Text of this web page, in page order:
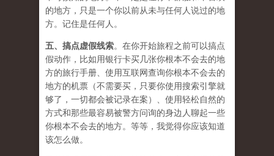
的地方，只是一个你以前从未与任何人说过的地
方。记住是任何人。
五、 搞点虚假线索。在你开始旅程之前可以搞点
假动作，比如用银行卡买几张你根本不会去的地
方的旅行手册、使用互联网查询你根本不会去的
地方的机票（不需要买，只要你使用搜索引擎就
够了，一切都会被记录在案）、使用轻松自然的
方式和那些最容易被警方问询的身边人聊起一些
你根本不会去的地方。等等，我觉得你应该知道
该怎么做。